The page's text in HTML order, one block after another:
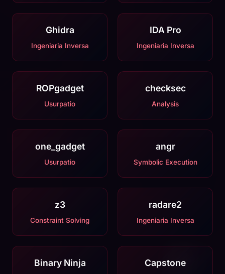
Ghidra
Ingeniaria Inversa
IDA Pro
Ingeniaria Inversa
ROPgadget
Usurpatio
checksec
Analysis
one_gadget
Usurpatio
angr
Symbolic Execution
z3
Constraint Solving
radare2
Ingeniaria Inversa
Binary Ninja Capstone